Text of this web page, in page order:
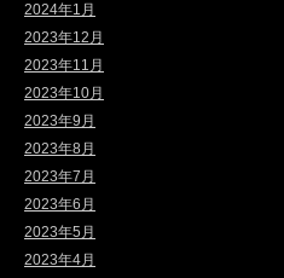
2024年1月
2023年12月
2023年11月
2023年10月
2023年9月
2023年8月
2023年7月
2023年6月
2023年5月
2023年4月